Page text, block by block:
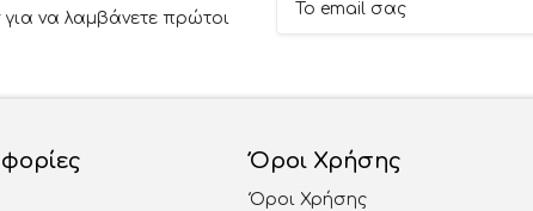
να λαμβάνετε πρώτοι
Όροι Χρήσης
Όροι Χρήσης